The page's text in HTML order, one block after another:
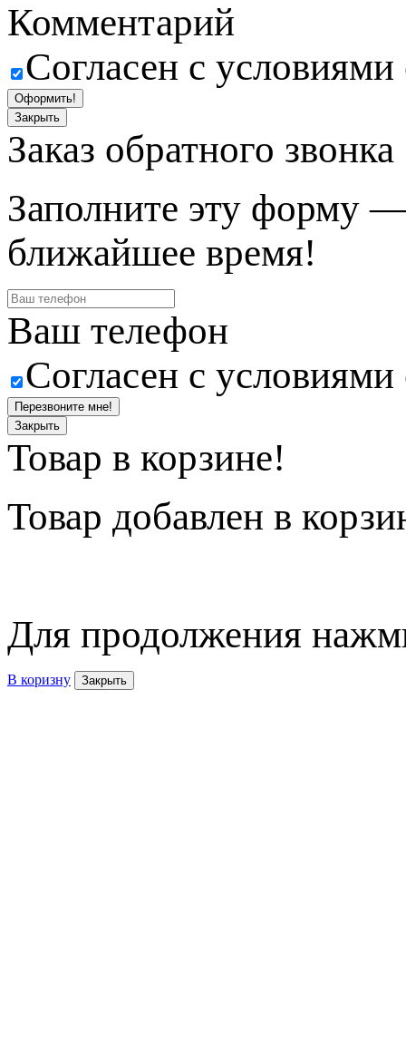
Комментарий
Согласен с
Оформить!
Закрыть
Заказ обратного звонка
Заполните эту форму
ближайшее время!
Ваш телефон
Согласен с
Перезвоните мне!
Закрыть
Товар в корзине!
Товар добавлен в
Для продолжения
В коризну Закрыть